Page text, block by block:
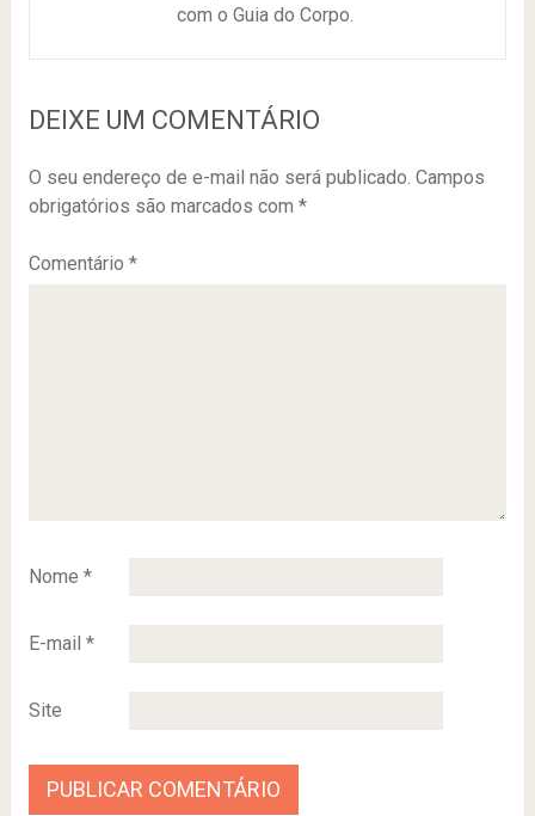
com o Guia do Corpo.
DEIXE UM COMENTÁRIO
O seu endereço de e-mail não será publicado. Campos
obrigatórios são marcados com *
Comentário *
Nome *
E-mail *
Site